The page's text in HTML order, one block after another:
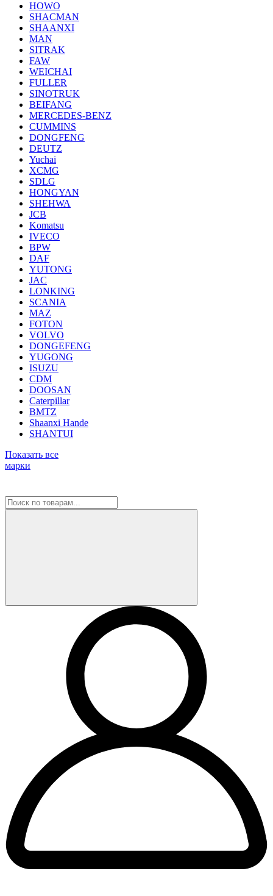
HOWO
SHACMAN
SHAANXI
MAN
SITRAK
FAW
WEICHAI
FULLER
SINOTRUK
BEIFANG
MERCEDES-BENZ
CUMMINS
DONGFENG
DEUTZ
Yuchai
XCMG
SDLG
HONGYAN
SHEHWA
JCB
Komatsu
IVECO
BPW
DAF
YUTONG
JAC
LONKING
SCANIA
MAZ
FOTON
VOLVO
DONGEFENG
YUGONG
ISUZU
CDM
DOOSAN
Caterpillar
BMTZ
Shaanxi Hande
SHANTUI
Показать все
марки